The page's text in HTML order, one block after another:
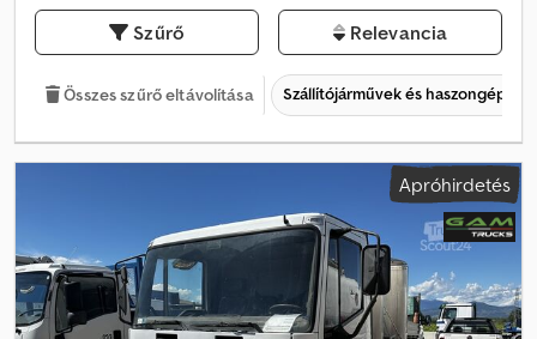
Szűrő Relevancia
Összes szűrő eltávolítása Szállítójárművek és
Apróhirdetés